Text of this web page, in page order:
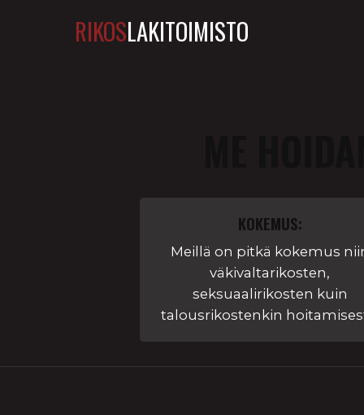
RIKOSLAKITOIMISTO
KOKEMUS:
Meillä on pitkä kokemus
väkivaltarikosten,
seksuaalirikosten kuin
talousrikostenkin